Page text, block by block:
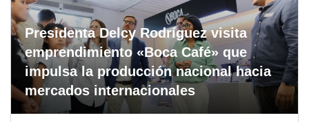
Presidenta Delcy Rodríguez visita
emprendimiento «Boca Café» que
impulsa la producción nacional hacia
mercados internacionales